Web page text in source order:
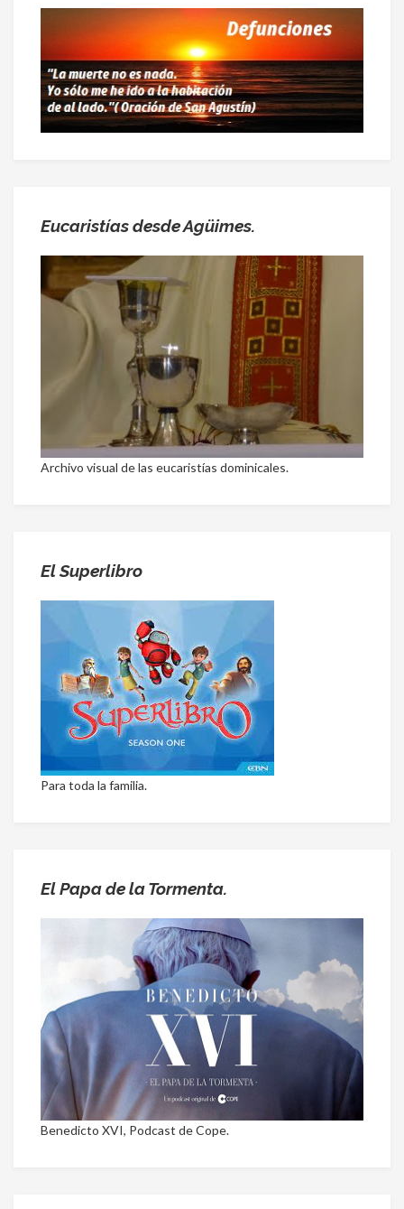
Eucaristías desde Agüimes.
Archivo visual de las eucaristías dominicales.
El Superlibro
Para toda la familia.
El Papa de la Tormenta.
Benedicto XVI, Podcast de Cope.